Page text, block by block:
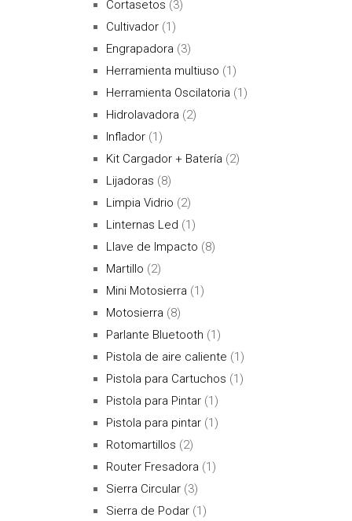
Cortasetos (3)
Cultivador (1)
Engrapadora (3)
Herramienta multiuso (1)
Herramienta Oscilatoria (1)
Hidrolavadora (2)
Inflador (1)
Kit Cargador + Batería (2)
Lijadoras (8)
Limpia Vidrio (2)
Linternas Led (1)
Llave de Impacto (8)
Martillo (2)
Mini Motosierra (1)
Motosierra (8)
Parlante Bluetooth (1)
Pistola de aire caliente (1)
Pistola para Cartuchos (1)
Pistola para Pintar (1)
Pistola para pintar (1)
Rotomartillos (2)
Router Fresadora (1)
Sierra Circular (3)
Sierra de Podar (1)